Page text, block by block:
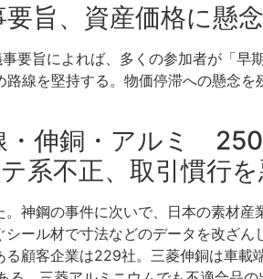
旨、資産価格に懸念
要旨によれば、多くの参加者が「早
線を堅持する。物価停滞への懸念
・伸銅・アルミ
系不正、取引慣行
神鋼の事件に次いで、日本の素材
ール材で寸法などのデータを改ざ
顧客企業は229社。三菱伸銅は車載